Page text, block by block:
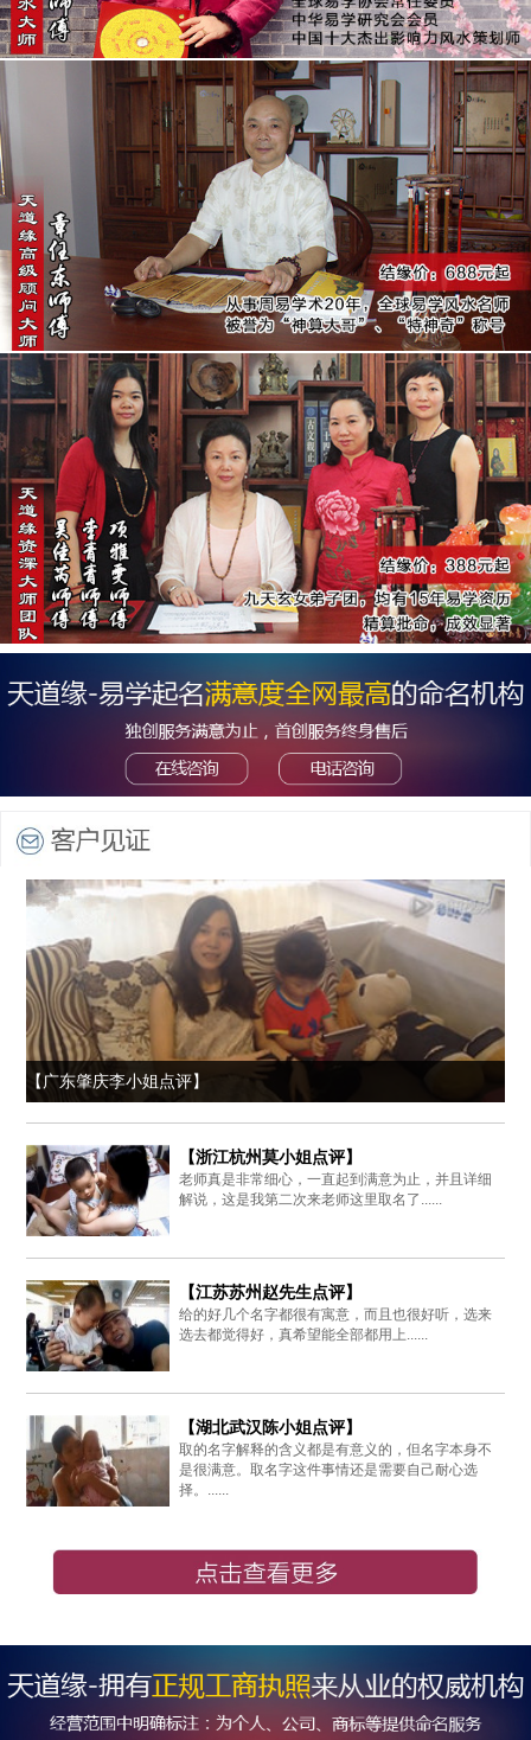
【广东肇庆李小姐点评】
【浙江杭州莫小姐点评】
老师真是非常细心，一直起到满意为止，并且详细
解说，这是我第二次来老师这里取名了......
【江苏苏州赵先生点评】
给的好几个名字都很有寓意，而且也很好听，选来
选去都觉得好，真希望能全部都用上......
【湖北武汉陈小姐点评】
取的名字解释的含义都是有意义的，但名字本身不
是很满意。取名字这件事情还是需要自己耐心选
择。......